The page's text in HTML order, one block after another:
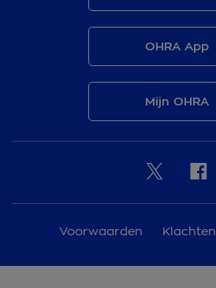
OHRA App
Mijn OHRA
Voorwaarden Klachten